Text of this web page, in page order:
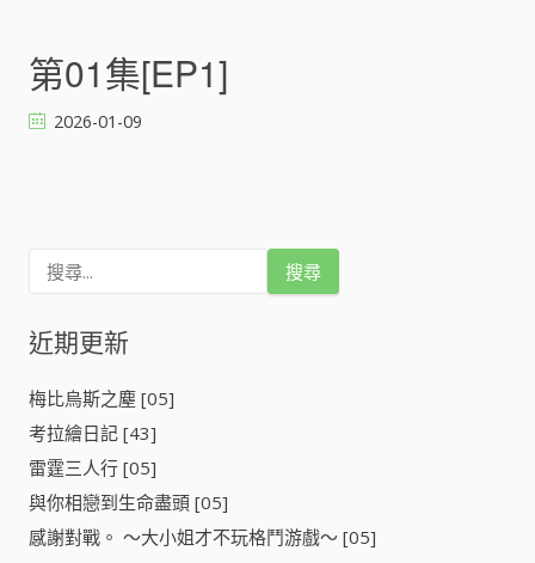
第01集[EP1]
2026-01-09
章
導
覽
字
近期更新
梅比烏斯之塵 [05]
考拉繪日記 [43]
雷霆三人行 [05]
與你相戀到生命盡頭 [05]
感謝對戰。 ～大小姐才不玩格鬥游戲～ [05]